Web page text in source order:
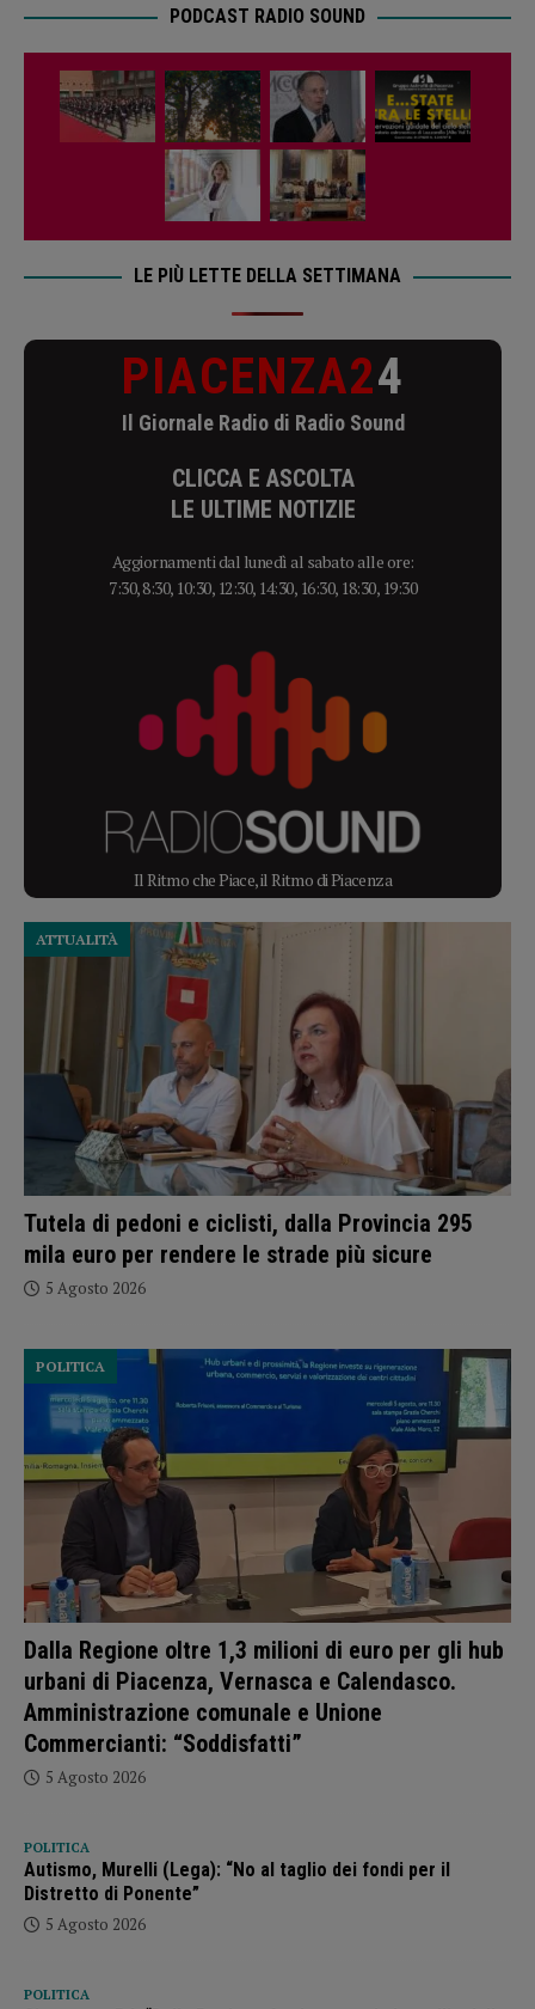
PODCAST RADIO SOUND
LE PIÙ LETTE DELLA SETTIMANA
PIACENZA24
Il Giornale Radio di Radio Sound
CLICCA E ASCOLTA
LE ULTIME NOTIZIE
Aggiornamenti dal lunedì al sabato alle ore:
7:30, 8:30, 10:30, 12:30, 14:30, 16:30, 18:30, 19:30
Il Ritmo che Piace, il Ritmo di Piacenza
Tutela di pedoni e ciclisti, dalla Provincia 295
mila euro per rendere le strade più sicure
ATTUALITÀ
5 Agosto 2026
Dalla Regione oltre 1,3 milioni di euro per gli hub
urbani di Piacenza, Vernasca e Calendasco.
Amministrazione comunale e Unione
Commercianti: “Soddisfatti”
POLITICA
5 Agosto 2026
POLITICA
Autismo, Murelli (Lega): “No al taglio dei fondi per il
Distretto di Ponente”
5 Agosto 2026
POLITICA